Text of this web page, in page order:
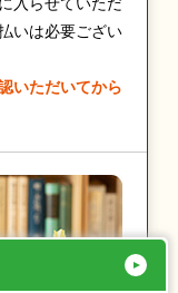
いは必要ござい
いただいてから